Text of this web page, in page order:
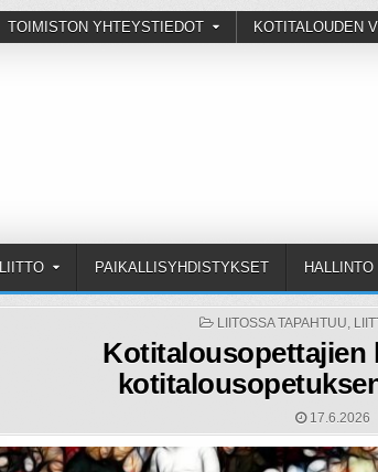
TOIMISTON YHTEYSTIEDOT KOTITALOUDEN
LIITTO PAIKALLISYHDISTYKSET HALLINTO
POSTED
LIITOSSA TAPAHTUU,
Kotitalousopettajien
17.6.2026